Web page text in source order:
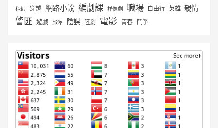
科幻 穿越 網路小說 編劇課 群像劇 職場 自由行 英雄 親情
警匪 遊戲 邱澤 陰謀 陸劇 電影 青春 鬥爭